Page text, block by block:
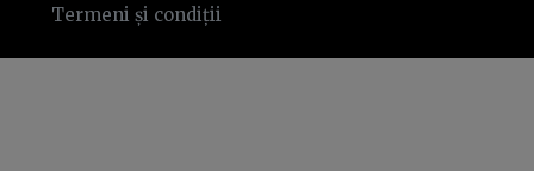
Termeni și condiții